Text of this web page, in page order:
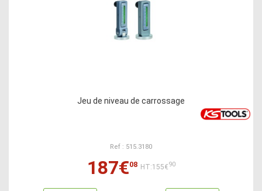
Jeu de niveau de carrossage
Ref : 515.3180
187€08 HT:155€90